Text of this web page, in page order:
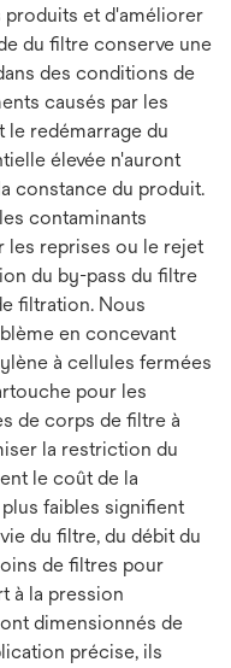
produits et d'améliorer
du filtre conserve une
des conditions de
causés par les
le redémarrage du
élevée n'auront
constance du produit.
contaminants
les reprises ou le rejet
du by-pass du filtre
filtration. Nous
en concevant
à cellules fermées
pour les
de corps de filtre à
la restriction du
le coût de la
faibles signifient
du filtre, du débit du
de filtres pour
à la pression
dimensionnés de
précise, ils